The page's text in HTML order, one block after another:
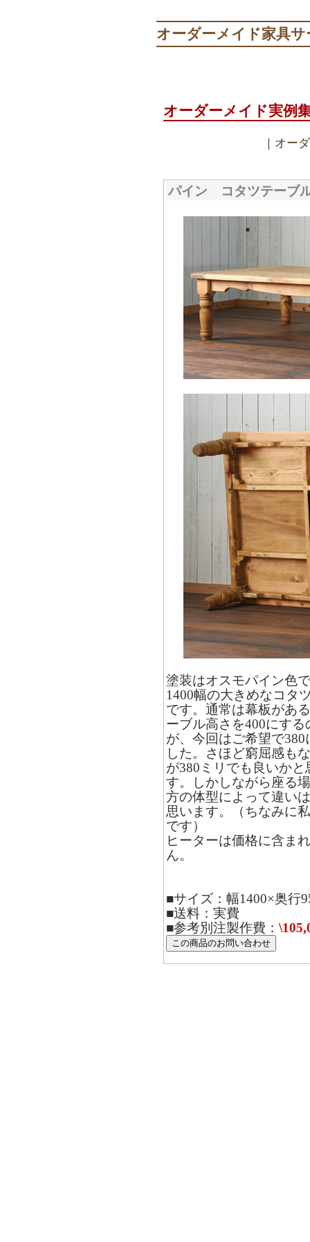
オーダーメイド家具サ
オーダーメイド実例
｜ オー
パイン コタツテーブ
塗装はオスモパイン色
1400幅の大きめなコタ
です。通常は幕板があ
ーブル高さを400にする
が、今回はご希望で380
した。さほど窮屈感も
が380ミリでも良いかと
す。しかしながら座る
方の体型によって違い
思います。（ちなみに
です）
ヒーターは価格に含ま
ん。
■サイズ：幅1400×奥行
■送料：実費
■参考別注製作費：